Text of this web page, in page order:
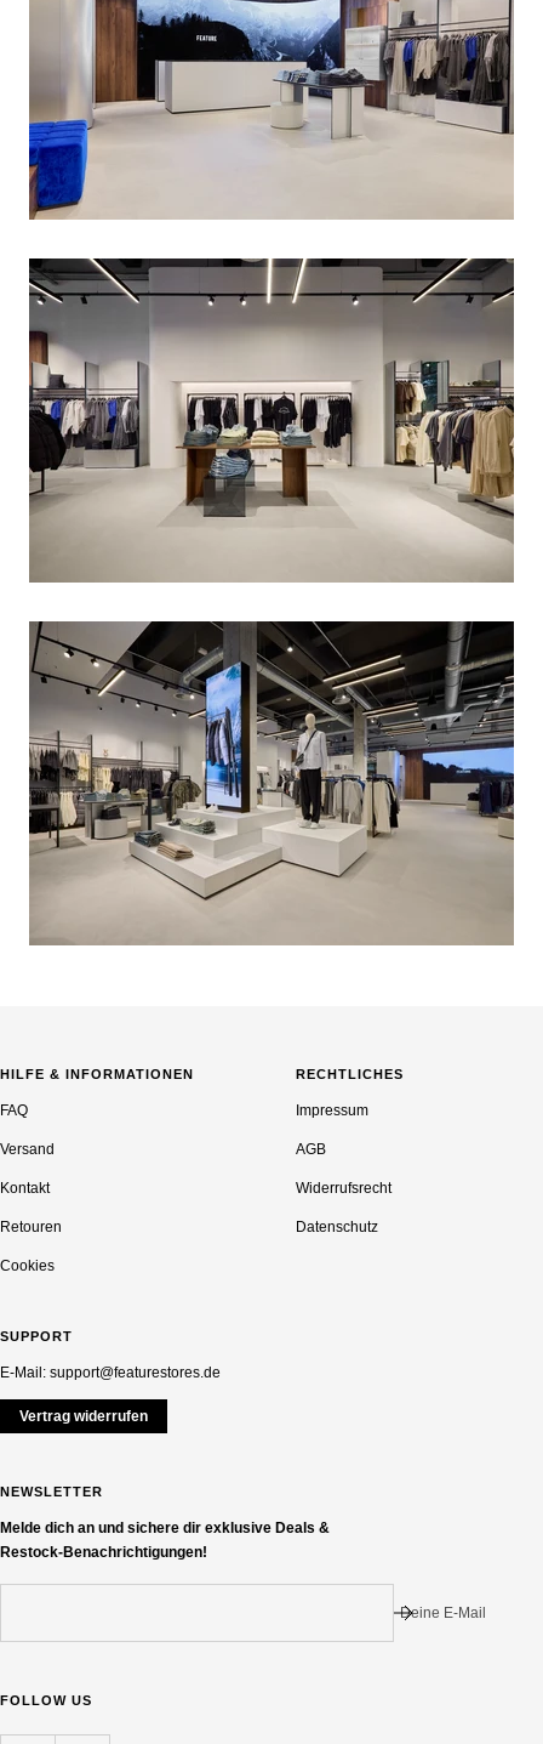
HILFE & INFORMATIONEN
FAQ
Versand
Kontakt
Retouren
Cookies
RECHTLICHES
Impressum
AGB
Widerrufsrecht
Datenschutz
SUPPORT
E-Mail: support@featurestores.de
Vertrag widerrufen
NEWSLETTER
Melde dich an und sichere dir exklusive Deals &
Restock-Benachrichtigungen!
Deine E-Mail
FOLLOW US